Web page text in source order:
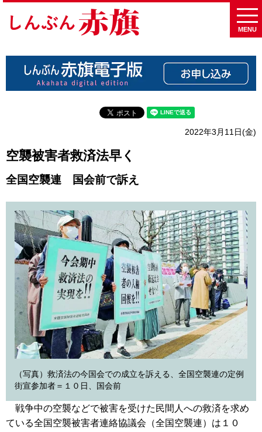
MENU
2022年3月11日(金)
空襲被害者救済法早く
全国空襲連 国会前で訴え
（写真）救済法の今国会での成立を訴える、全国空襲連の定例
街宣参加者＝１０日、国会前
戦争中の空襲などで被害を受けた民間人への救済を求め
ている全国空襲被害者連絡協議会（全国空襲連）は１０